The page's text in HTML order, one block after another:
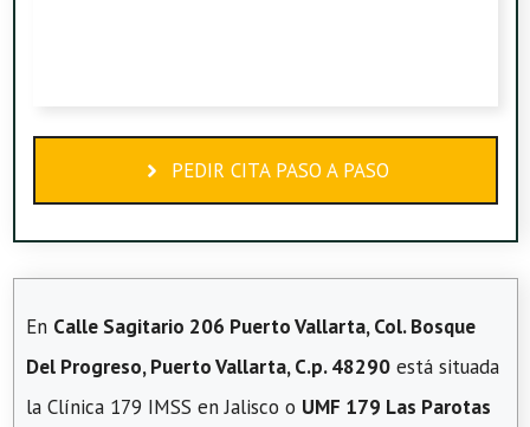
PEDIR CITA PASO A PASO
En Calle Sagitario 206 Puerto Vallarta, Col. Bosque
Del Progreso, Puerto Vallarta, C.p. 48290 está situada
la Clínica 179 IMSS en Jalisco o UMF 179 Las Parotas